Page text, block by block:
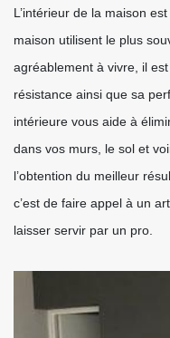
L’intérieur de la maison
maison utilisent le plus
agréablement à vivre, il
résistance ainsi que sa
intérieure vous aide à
dans vos murs, le sol et
l’obtention du meilleur
c’est de faire appel à un
laisser servir par un pro.